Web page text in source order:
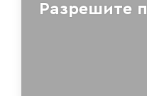
Разрешите